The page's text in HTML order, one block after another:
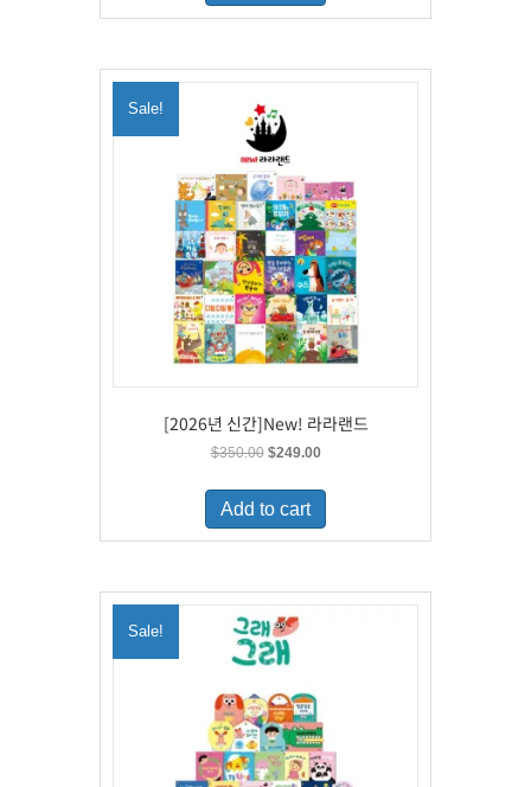
Sale!
[2026년 신간]New! 라라랜드
$350.00 Original
was:
$350.00.
$249.00Current
is:
Add to cart
Sale!